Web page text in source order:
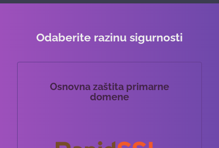
Odaberite razinu sigurnosti
Osnovna zaštita primarne
domene